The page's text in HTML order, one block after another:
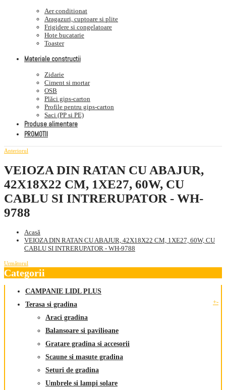
Aer conditionat
Aragazuri, cuptoare si plite
Frigidere si congelatoare
Hote bucatarie
Toaster
Materiale constructii
Zidarie
Ciment si mortar
OSB
Plăci gips-carton
Profile pentru gips-carton
Saci (PP si PE)
Produse alimentare
PROMOTII
Anteriorul
VEIOZA DIN RATAN CU ABAJUR,
42X18X22 CM, 1XE27, 60W, CU
CABLU SI INTRERUPATOR - WH-
9788
Acasă
VEIOZA DIN RATAN CU ABAJUR, 42X18X22 CM, 1XE27, 60W, CU
CABLU SI INTRERUPATOR - WH-9788
Următorul
Categorii
CAMPANIE LIDL PLUS
Terasa si gradina
+-
Araci gradina
Balansoare si pavilioane
Gratare gradina si accesorii
Scaune si masute gradina
Seturi de gradina
Umbrele si lampi solare